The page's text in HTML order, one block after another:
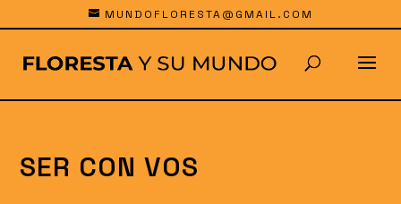
MUNDOFLORESTA@GMAIL.COM
SER CON VOS